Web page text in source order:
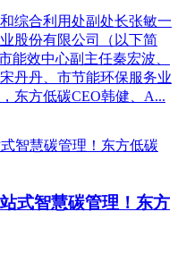
综合利用处副处长张敏一
股份有限公司（以下简
能效中心副主任秦宏波、
丹丹、市节能环保服务业
东方低碳CEO韩健、A...
式智慧碳管理！东方